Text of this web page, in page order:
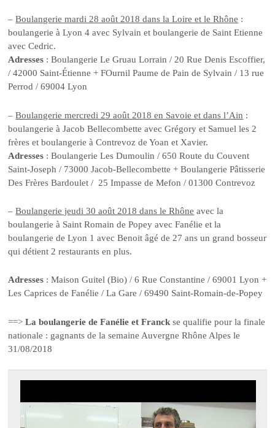
–Boulangerie mardi 28 août 2018 dans la Loire et le Rhône :
boulangerie à Lyon 4 avec Sylvain et boulangerie de Saint Etienne
avec Cedric.
Adresses : Boulangerie Le Gruau Lorrain / 20 Rue Denis Escoffier,
/ 42000 Saint-Étienne + FOurnil Paume de Pain de Sylvain / 13 rue
Perrod / 69004 Lyon
–Boulangerie mercredi 29 août 2018 en Savoie et dans l’Ain :
boulangerie à Jacob Bellecombette avec Grégory et Samuel les 2
frères et boulangerie à Contrevoz de Yoan et Xavier.
Adresses : Boulangerie Les Dumoulin / 650 Route du Couvent
Saint-Joseph / 73000 Jacob-Bellecombette + Boulangerie Pâtisserie
Des Frères Bardoulet / 25 Impasse de Mefon / 01300 Contrevoz
–Boulangerie jeudi 30 août 2018 dans le Rhône avec la
boulangerie à Saint Romain de Popey avec Fanélie et la
boulangerie de Lyon 1 avec Benoit âgé de 27 ans un grand bosseur
qui détient 2 restaurants en plus.
Adresses : Maison Guitel (Bio) / 6 Rue Constantine / 69001 Lyon +
Les Caprices de Fanélie / La Gare / 69490 Saint-Romain-de-Popey
==>La boulangerie de Fanélie et Franck se qualifie pour la finale
nationale : gagnants de la semaine Auvergne Rhône Alpes le
31/08/2018